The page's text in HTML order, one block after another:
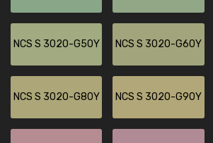
NCS S 3020-G50Y NCS S 3020-G60Y
NCS S 3020-G80Y NCS S 3020-G90Y